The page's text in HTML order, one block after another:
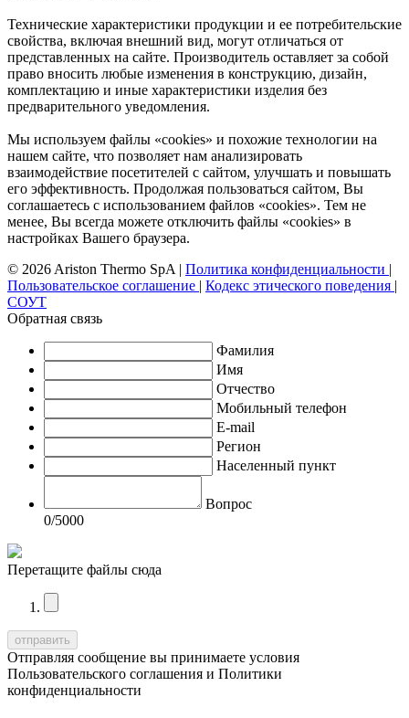
Технические характеристики продукции и ее потребительские
свойства, включая внешний вид, могут отличаться от
представленных на сайте. Производитель оставляет за собой
право вносить любые изменения в конструкцию, дизайн,
комплектацию и иные характеристики изделия без
предварительного уведомления.
Мы используем файлы «cookies» и похожие технологии на
нашем сайте, что позволяет нам анализировать
взаимодействие посетителей с сайтом, улучшать и повышать
его эффективность. Продолжая пользоваться сайтом, Вы
соглашаетесь с использованием файлов «cookies». Тем не
менее, Вы всегда можете отключить файлы «cookies» в
настройках Вашего браузера.
© 2026 Ariston Thermo SpA | Политика конфиденциальности |
Пользовательское соглашение | Кодекс этического поведения |
СОУТ
Обратная связь
Фамилия
Имя
Отчество
Мобильный телефон
E-mail
Регион
Населенный пункт
Вопрос
0/5000
Перетащите файлы сюда
Отправляя сообщение вы принимаете условия
Пользовательского соглашения и Политики
конфиденциальности